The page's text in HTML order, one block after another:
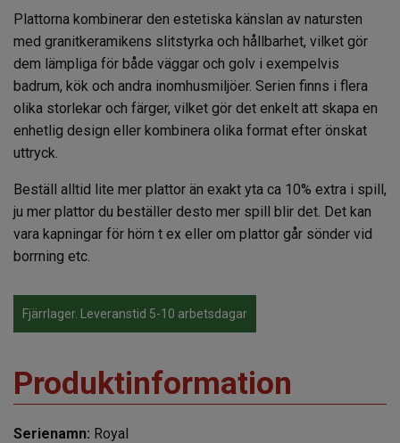
Plattorna kombinerar den estetiska känslan av natursten
med granitkeramikens slitstyrka och hållbarhet, vilket gör
dem lämpliga för både väggar och golv i exempelvis
badrum, kök och andra inomhusmiljöer. Serien finns i flera
olika storlekar och färger, vilket gör det enkelt att skapa en
enhetlig design eller kombinera olika format efter önskat
uttryck.
Beställ alltid lite mer plattor än exakt yta ca 10% extra i spill,
ju mer plattor du beställer desto mer spill blir det. Det kan
vara kapningar för hörn t ex eller om plattor går sönder vid
borrning etc.
Fjärrlager. Leveranstid 5-10 arbetsdagar
Produktinformation
Serienamn: Royal